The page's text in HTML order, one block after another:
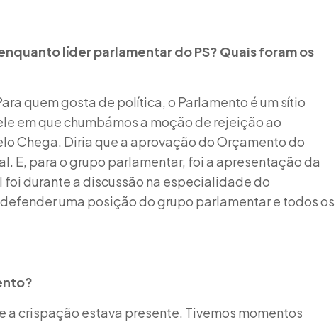
líder parlamentar do PS? Quais foram os
quem gosta de política, o Parlamento é um sítio
em que chumbámos a moção de rejeição ao
Chega. Diria que a aprovação do Orçamento do
E, para o grupo parlamentar, foi a apresentação da
durante a discussão na especialidade do
uma posição do grupo parlamentar e todos os
a crispação estava presente. Tivemos momentos